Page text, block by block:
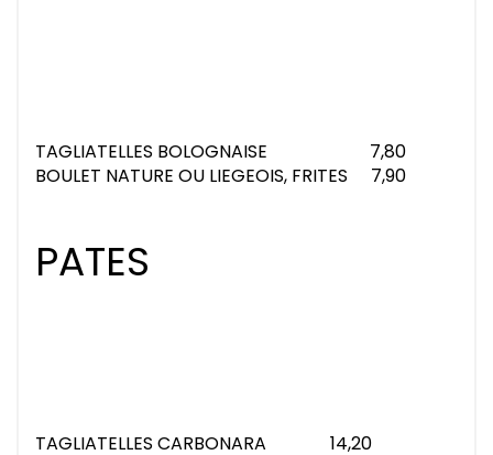
TAGLIATELLES BOLOGNAISE
7,80
BOULET NATURE OU LIEGEOIS, FRITES 7,90
PATES
TAGLIATELLES CARBONARA 14,20